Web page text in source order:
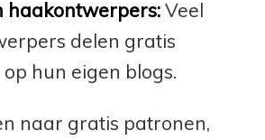
haakontwerpers:Veel
delen gratis
hun eigen blogs.
naar gratis patronen,